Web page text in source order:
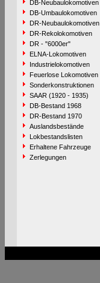
DB-Neubaulokomotiven
DB-Umbaulokomotiven
DR-Neubaulokomotiven
DR-Rekolokomotiven
DR - "6000er"
ELNA-Lokomotiven
Industrielokomotiven
Feuerlose Lokomotiven
Sonderkonstruktionen
SAAR (1920 - 1935)
DB-Bestand 1968
DR-Bestand 1970
Auslandsbestände
Lokbestandslisten
Erhaltene Fahrzeuge
Zerlegungen